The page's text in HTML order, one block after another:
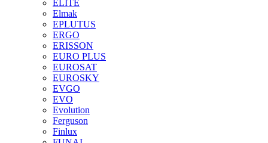
ELITE
Elmak
EPLUTUS
ERGO
ERISSON
EURO PLUS
EUROSAT
EUROSKY
EVGO
EVO
Evolution
Ferguson
Finlux